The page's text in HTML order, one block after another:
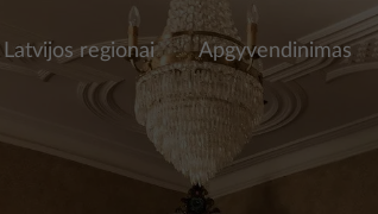
Latvijos regionai Apgyvendinimas